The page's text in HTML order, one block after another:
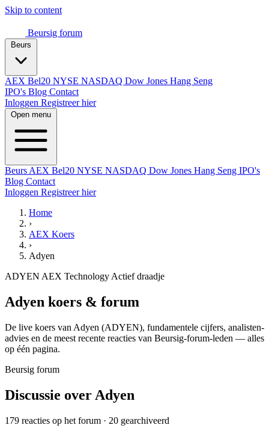
Skip to content
Beursig forum
AEX Bel20 NYSE NASDAQ Dow Jones Hang Seng
IPO's Blog Contact
Inloggen Registreer hier
Open menu
Beurs AEX Bel20 NYSE NASDAQ Dow Jones Hang Seng IPO's
Blog Contact
Inloggen Registreer hier
Home
›
AEX Koers
›
Adyen
ADYEN AEX Technology Actief draadje
Adyen koers & forum
De live koers van Adyen (ADYEN), fundamentele cijfers, analisten­
advies en de meest recente reacties van Beursig-forum-leden — alles
op één pagina.
Beursig forum
Discussie over Adyen
179 reacties op het forum · 20 gearchiveerd